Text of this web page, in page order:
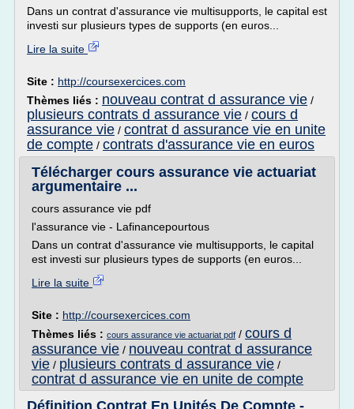
Dans un contrat d'assurance vie multisupports, le capital est
investi sur plusieurs types de supports (en euros...
Lire la suite
Site : http://coursexercices.com
Thèmes liés : nouveau contrat d assurance vie /
plusieurs contrats d assurance vie / cours d
assurance vie / contrat d assurance vie en unite
de compte / contrats d'assurance vie en euros
Télécharger cours assurance vie actuariat
argumentaire ...
cours assurance vie pdf
l'assurance vie - Lafinancepourtous
Dans un contrat d'assurance vie multisupports, le capital
est investi sur plusieurs types de supports (en euros...
Lire la suite
Site : http://coursexercices.com
Thèmes liés : cours assurance vie actuariat pdf / cours d
assurance vie / nouveau contrat d assurance
vie / plusieurs contrats d assurance vie /
contrat d assurance vie en unite de compte
Définition Contrat En Unités De Compte -